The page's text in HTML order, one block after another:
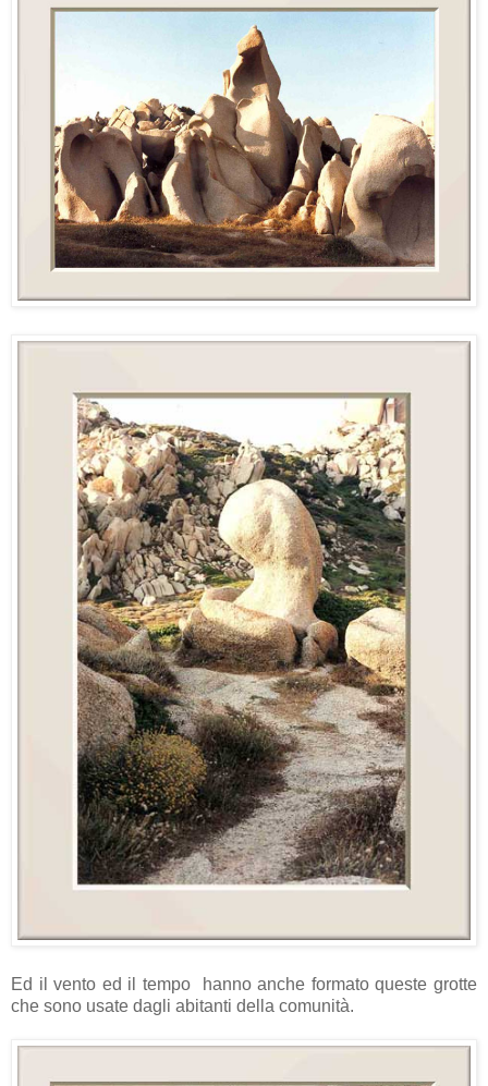
Ed il vento ed il tempo hanno anche formato queste grotte
che sono usate dagli abitanti della comunità.